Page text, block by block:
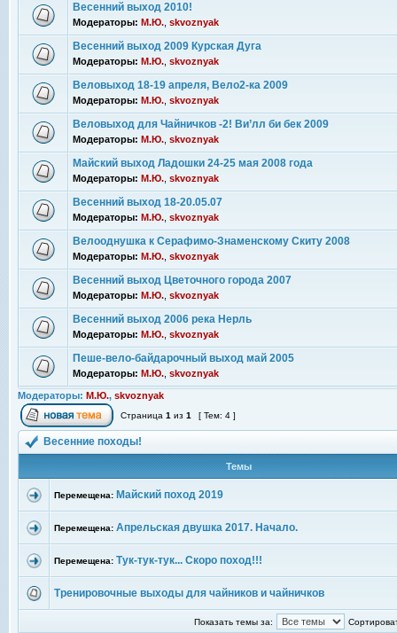
Весенний выход 2010!
Модераторы: М.Ю. skvoznyak
Весенний выход 2009 Курская Дуга
Модераторы: М.Ю. skvoznyak
Веловыход 18-19 апреля, Вело2-ка 2009
Модераторы: М.Ю. skvoznyak
Веловыход для Чайничков -2! Ви’лл би бек 2009
Модераторы: М.Ю. skvoznyak
Майский выход Ладошки 24-25 мая 2008 года
Модераторы: М.Ю. skvoznyak
Весенний выход 18-20.05.07
Модераторы: М.Ю. skvoznyak
Велооднушка к Серафимо-Знаменскому Скиту 2008
Модераторы: М.Ю. skvoznyak
Весенний выход Цветочного города 2007
Модераторы: М.Ю. skvoznyak
Весенний выход 2006 река Нерль
Модераторы: М.Ю. skvoznyak
Пеше-вело-байдарочный выход май 2005
Модераторы: М.Ю. skvoznyak
Модераторы: М.Ю., skvoznyak
Страница 1 из 1 [ Тем: 4 ]
Весенние походы!
Темы
Перемещена: Майский поход 2019
Перемещена: Апрельская двушка 2017. Начало.
Перемещена: Тук-тук-тук... Скоро поход!!!
Тренировочные выходы для чайников и чайничков
Показать темы за: